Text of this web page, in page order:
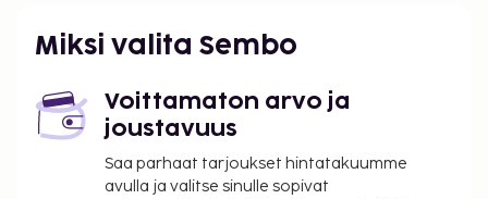
Miksi valita Sembo
Voittamaton arvo ja
joustavuus
Saa parhaat tarjoukset hintatakuumme
avulla ja valitse sinulle sopivat